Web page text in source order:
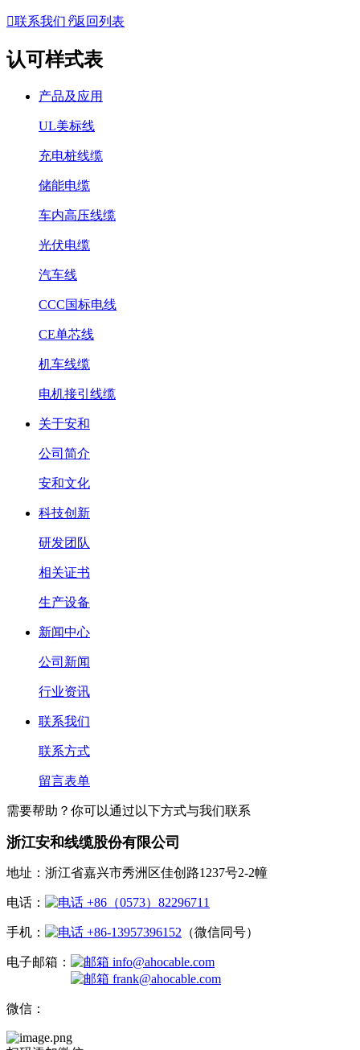
联系我们 𐃓返回列表
认可样式表
产品及应用
UL美标线
充电桩线缆
储能电缆
车内高压线缆
光伏电缆
汽车线
CCC国标电线
CE单芯线
机车线缆
电机接引线缆
关于安和
公司简介
安和文化
科技创新
研发团队
相关证书
生产设备
新闻中心
公司新闻
行业资讯
联系我们
联系方式
留言表单
需要帮助？你可以通过以下方式与我们联系
浙江安和线缆股份有限公司
地址：浙江省嘉兴市秀洲区佳创路1237号2-2幢
电话： +86（0573）82296711
手机： +86-13957396152 （微信同号）
电子邮箱：
info@ahocable.com
frank@ahocable.com
微信：